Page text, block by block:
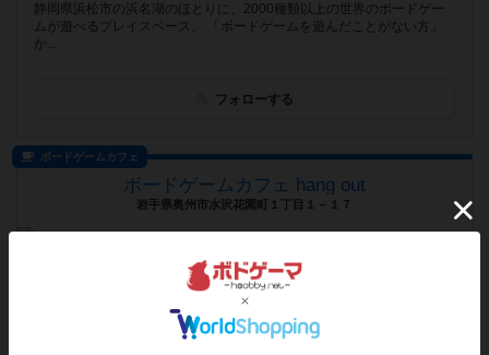
静岡県浜松市の浜名湖のほとりに、2000種類以上の世界のボードゲー
ムが遊べるプレイスペース。 「ボードゲームを遊んだことがない方」
か...
フォローする
ボードゲームカフェ
ボードゲームカフェ hang out
岩手県奥州市水沢花園町１丁目１－１７
597個
岩手県奥州市水沢 4号線沿い テーブル席(４人席４・２人席２)の他に